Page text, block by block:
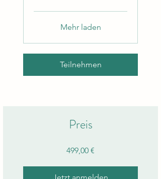
Mehr laden
Teilnehmen
Preis
499,00 €